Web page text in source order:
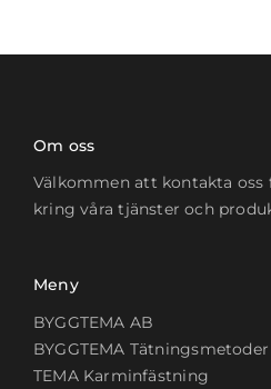
Om oss
Välkommen att kontakta
kring våra tjänster och
Meny
BYGGTEMA AB
BYGGTEMA Tätningsmetoder
TEMA Karminfästning